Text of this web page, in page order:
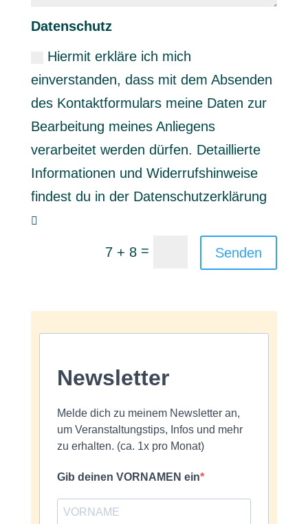
Datenschutz
Hiermit erkläre ich mich
einverstanden, dass mit dem Absenden
des Kontaktformulars meine Daten zur
Bearbeitung meines Anliegens
verarbeitet werden dürfen. Detaillierte
Informationen und Widerrufshinweise
findest du in der Datenschutzerklärung
7 + 8 = Senden
Newsletter
Melde dich zu meinem Newsletter an,
um Veranstaltungstips, Infos und mehr
zu erhalten. (ca. 1x pro Monat)
Gib deinen VORNAMEN ein